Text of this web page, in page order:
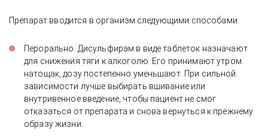
Препарат вводится в организм следующими способами:
Перорально. Дисульфирам в виде таблеток назначают
для снижения тяги к алкоголю. Его принимают утром
натощак, дозу постепенно уменьшают. При сильной
зависимости лучше выбирать вшивание или
внутривенное введение, чтобы пациент не смог
отказаться от препарата и снова вернуться к прежнему
образу жизни.